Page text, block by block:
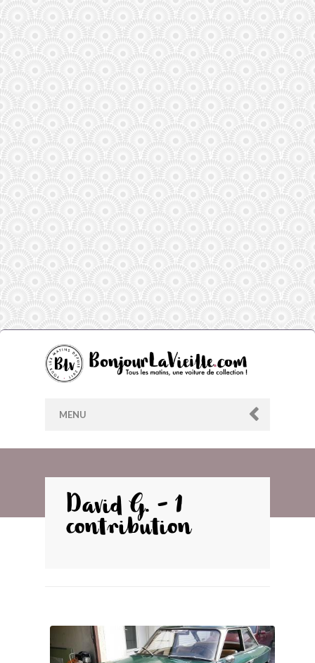
MENU
ARCHIVES
BONJOURLAVIEILLE ?
David G. - 1
contribution